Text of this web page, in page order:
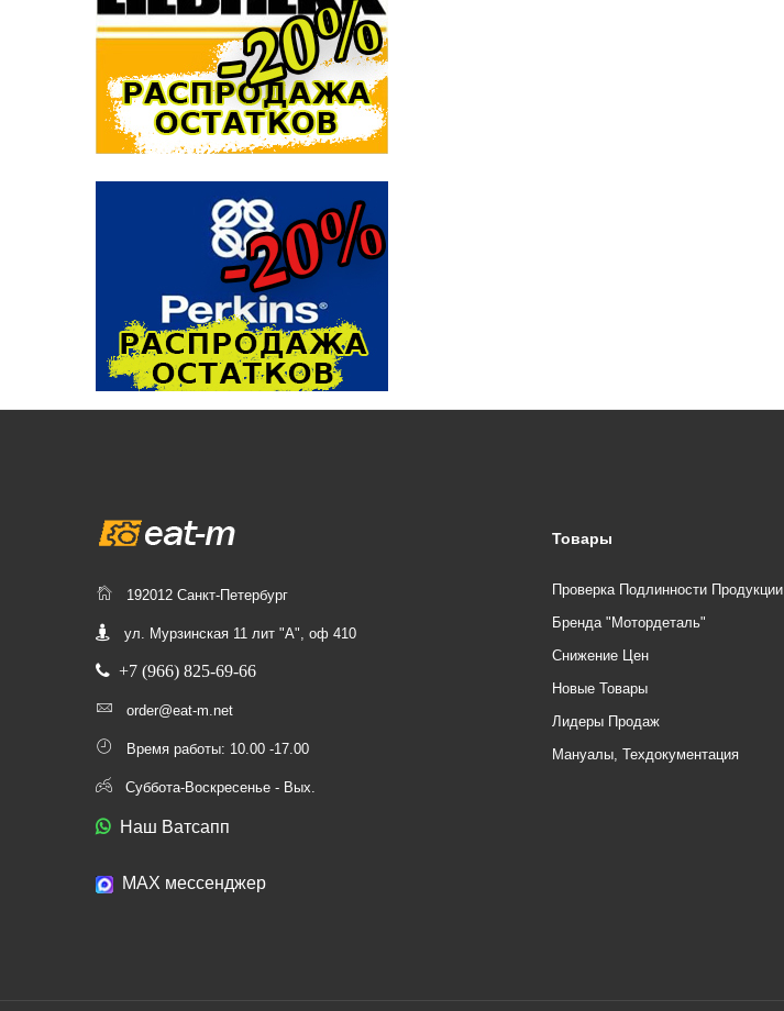
192012 Санкт-Петербург
ул. Мурзинская 11 лит "А", оф 410
+7 (966) 825-69-66
order@eat-m.net
Время работы: 10.00 -17.00
Суббота-Воскресенье - Вых.
Наш Ватсапп
МАХ мессенджер
Товары
Проверка Подлинности Продукции
Бренда "Мотордеталь"
Снижение Цен
Новые Товары
Лидеры Продаж
Мануалы, Техдокументация